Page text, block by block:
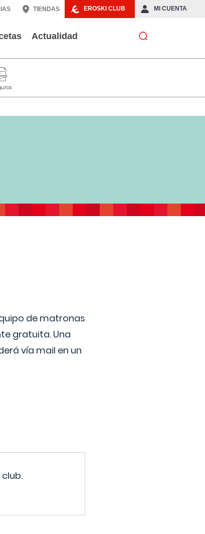
EROSKI CLUB MI CUENTA
TIENDAS
Actualidad
de matronas
gratuita. Una
vía mail en un